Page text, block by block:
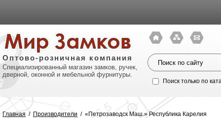
Оптово-розничная компания
Специализированный магазин замков, ручек,
дверной, оконной и мебельной фурнитуры.
Поиск только по
Главная / Производители / «Петрозаводск Маш.» Республика Карелия